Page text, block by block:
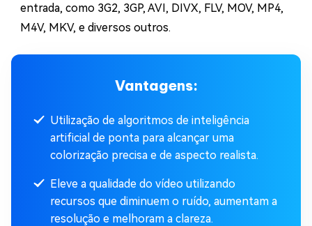
entrada, como 3G2, 3GP, AVI, DIVX, FLV, MOV, MP4,
M4V, MKV, e diversos outros.
Vantagens:
Utilização de algoritmos de inteligência
artificial de ponta para alcançar uma
colorização precisa e de aspecto realista.
Eleve a qualidade do vídeo utilizando
recursos que diminuem o ruído, aumentam a
resolução e melhoram a clareza.